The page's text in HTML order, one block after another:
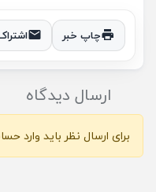
چاپ خبر
ارسال دیدگاه
برای ارسال نظر باید وارد